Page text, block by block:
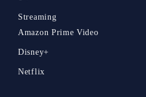
Streaming
Amazon Prime Video
Disney+
Netflix